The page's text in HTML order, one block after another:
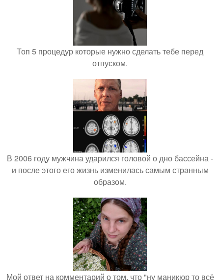
Топ 5 процедур которые нужно сделать тебе перед
отпуском.
В 2006 году мужчина ударился головой о дно бассейна -
и после этого его жизнь изменилась самым странным
образом.
Мой ответ на комментарий о том, что "ну маникюр то всё